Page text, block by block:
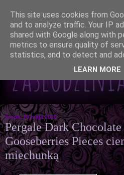
środa, 20 maja 2020
Pergale Dark
Gooseberries Pieces
miechunką
This site uses cookies from
and to analyze traffic. Your IP
shared with Google along with
metrics to ensure quality of
statistics, and to detect and
LEARN MORE